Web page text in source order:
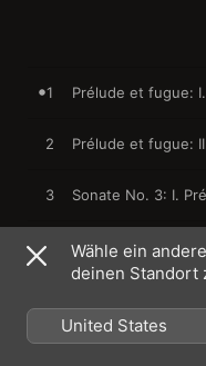
1 Prélude et fugue:
2 Prélude et fugue:
3 Sonate No. 3: I.
4 Sonate No. 3: II.
6 Prélude et fugue:
Wähle ein
deinen Standort
United States